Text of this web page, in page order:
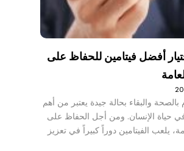
أفضل فيتامين للحفاظ على
بالصحة والبقاء بحالة جيدة يعتبر من أهم
في حياة الإنسان. ومن أجل الحفاظ على
يلعب الفيتامين دوراً كبيراً في تعزيز